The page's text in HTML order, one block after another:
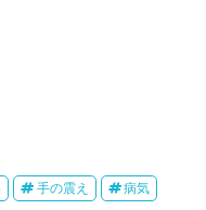
手の震え 病気